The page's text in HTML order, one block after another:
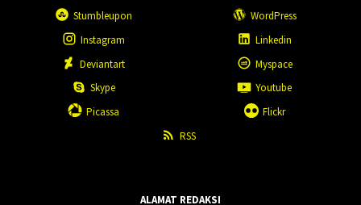
Stumbleupon
WordPress
Instagram
Linkedin
Deviantart
Myspace
Skype
Youtube
Picassa
Flickr
RSS
ALAMAT REDAKSI